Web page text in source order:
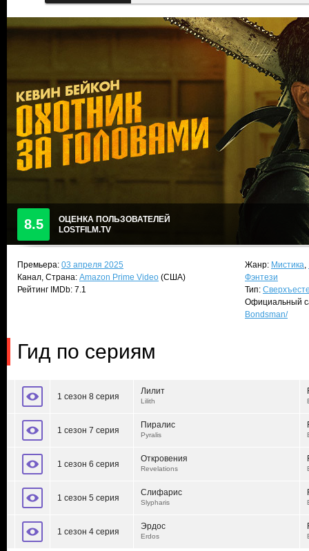
8.5
ОЦЕНКА ПОЛЬЗОВАТЕЛЕЙ
LOSTFILM.TV
Премьера: 03 апреля 2025
Канал, Страна: Amazon Prime Video (США)
Рейтинг IMDb: 7.1
Жанр: Мистика,
Фэнтези
Тип:
Официальный
Bondsman/
Гид по сериям
1 сезон 8 серия
Лилит
Lilith
1 сезон 7 серия
Пиралис
Pyralis
1 сезон 6 серия
Откровения
Revelations
1 сезон 5 серия
Слифарис
Slypharis
1 сезон 4 серия
Эрдос
Erdos